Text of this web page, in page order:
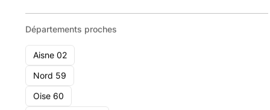
Départements proches
Aisne 02
Nord 59
Oise 60